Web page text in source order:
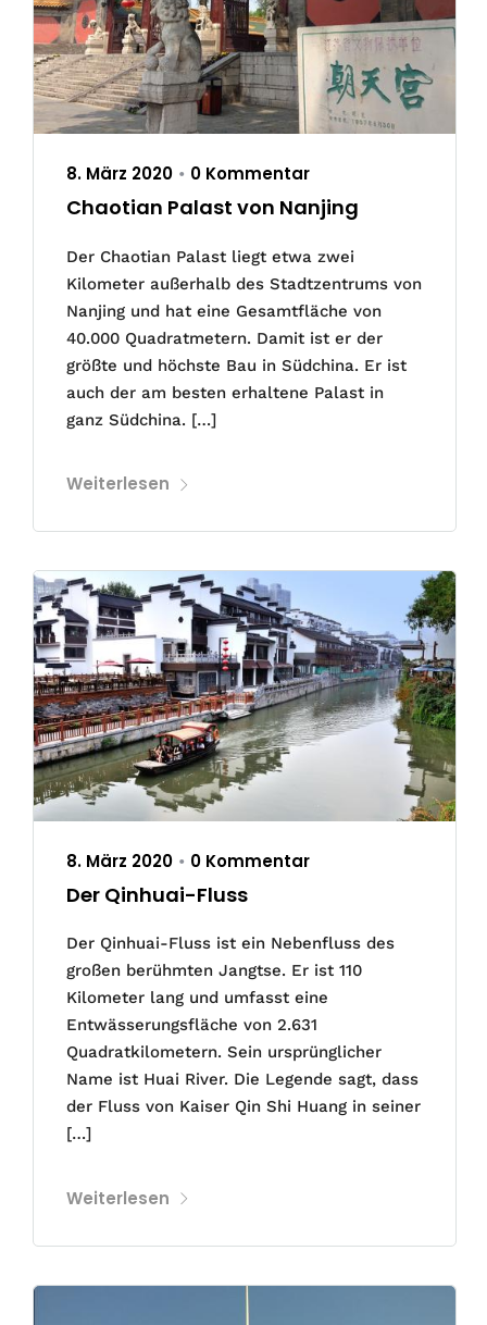
8. März 2020 • 0 Kommentar
Chaotian Palast von Nanjing
Der Chaotian Palast liegt etwa zwei
Kilometer außerhalb des Stadtzentrums von
Nanjing und hat eine Gesamtfläche von
40.000 Quadratmetern. Damit ist er der
größte und höchste Bau in Südchina. Er ist
auch der am besten erhaltene Palast in
ganz Südchina. […]
Weiterlesen
8. März 2020 • 0 Kommentar
Der Qinhuai-Fluss
Der Qinhuai-Fluss ist ein Nebenfluss des
großen berühmten Jangtse. Er ist 110
Kilometer lang und umfasst eine
Entwässerungsfläche von 2.631
Quadratkilometern. Sein ursprünglicher
Name ist Huai River. Die Legende sagt, dass
der Fluss von Kaiser Qin Shi Huang in seiner
[…]
Weiterlesen